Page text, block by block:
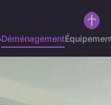
Déménagement